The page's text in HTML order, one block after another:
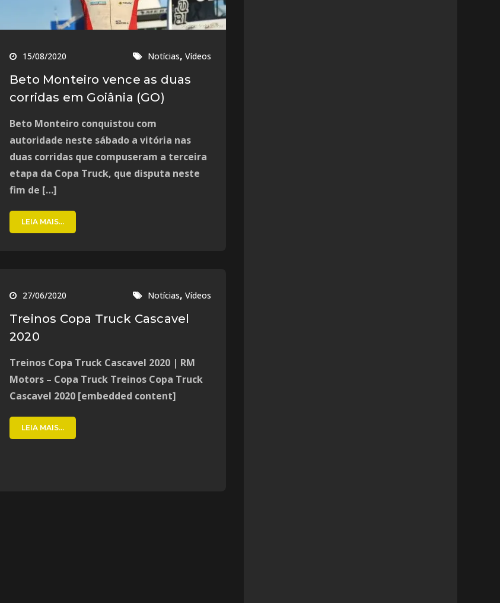
15/08/2020 Notícias, Vídeos
Beto Monteiro vence as duas
corridas em Goiânia (GO)
Beto Monteiro conquistou com
autoridade neste sábado a vitória nas
duas corridas que compuseram a terceira
etapa da Copa Truck, que disputa neste
fim de […]
LEIA MAIS...
27/06/2020 Notícias, Vídeos
Treinos Copa Truck Cascavel
2020
Treinos Copa Truck Cascavel 2020 | RM
Motors – Copa Truck Treinos Copa Truck
Cascavel 2020 [embedded content]
LEIA MAIS...